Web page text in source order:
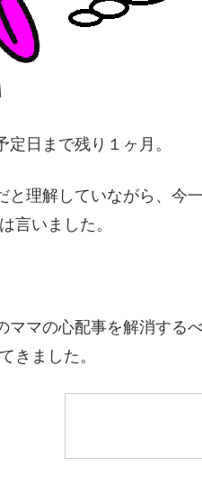
定日まで残り１ヶ月。
と理解していながら、今
言いました。
ママの心配事を解消する
きました。